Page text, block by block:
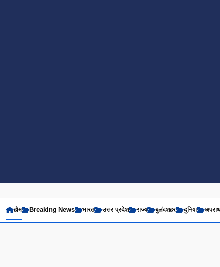
होम Breaking News भारत उत्तर प्रदेश राज्य बुलंदशहर दुनिया अपराध